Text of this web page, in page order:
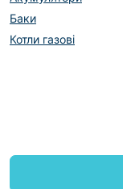
Баки
Котли газові